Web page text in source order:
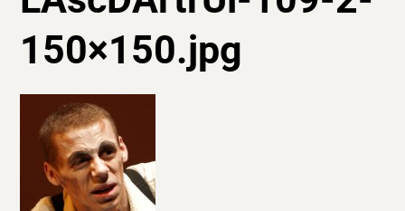
150×150.jpg